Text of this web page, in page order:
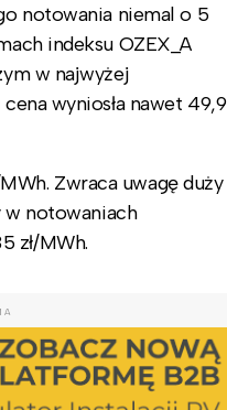
notowania niemal o 5
indeksu OZEX_A
w najwyżej
wyniosła nawet 49,9
Zwraca uwagę duży
w notowaniach
zł/MWh.